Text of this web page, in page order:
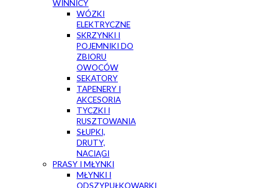
WINNICY
WÓZKI
ELEKTRYCZNE
SKRZYNKI I
POJEMNIKI DO
ZBIORU
OWOCÓW
SEKATORY
TAPENERY I
AKCESORIA
TYCZKI I
RUSZTOWANIA
SŁUPKI,
DRUTY,
NACIĄGI
PRASY I MŁYNKI
MŁYNKI I
ODSZYPUŁKOWARKI